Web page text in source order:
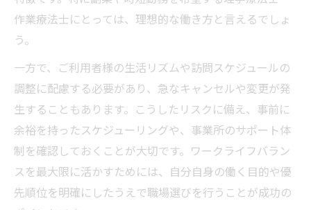
作業療法士にとっては、理想的な働き方と言えるでしょ
う。
一方で、ご利用者様の生活リズムや訪問スケジュールの
調整に配慮する必要があり、急なキャンセルや変更が発
生することもあります。こうしたリスクに備え、事前に
余裕を持ったスケジューリングや、事業所のサポート体
制を確認しておくことが大切です。ワークライフバラン
スを最大限に活かすためには、自分自身の働く目的や優
先順位を明確にしたうえで職場選びを行うことが成功の